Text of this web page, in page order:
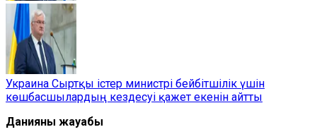
Украина Сыртқы істер министрі бейбітшілік үшін
көшбасшылардың кездесуі қажет екенін айтты
Данияның жауабы